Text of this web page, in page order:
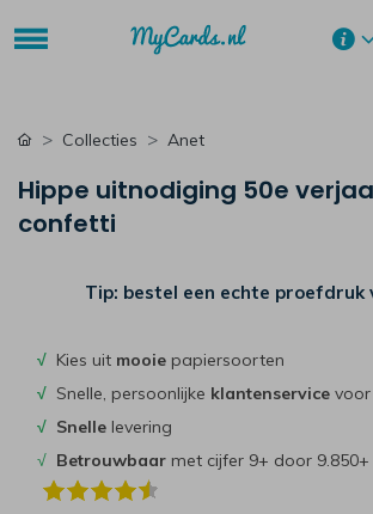
Collecties Anet
Hippe uitnodiging 50e
confetti
Tip: bestel een echte proefdruk
√ Kies uit mooie papiersoorten
√ Snelle, persoonlijke klantenservice
√ Snelle levering
√ Betrouwbaar met cijfer 9+ door 9.850+